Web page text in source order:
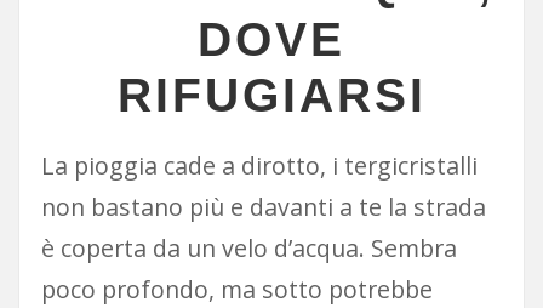
DOVE
RIFUGIARSI
La pioggia cade a dirotto, i tergicristalli
non bastano più e davanti a te la strada
è coperta da un velo d’acqua. Sembra
poco profondo, ma sotto potrebbe